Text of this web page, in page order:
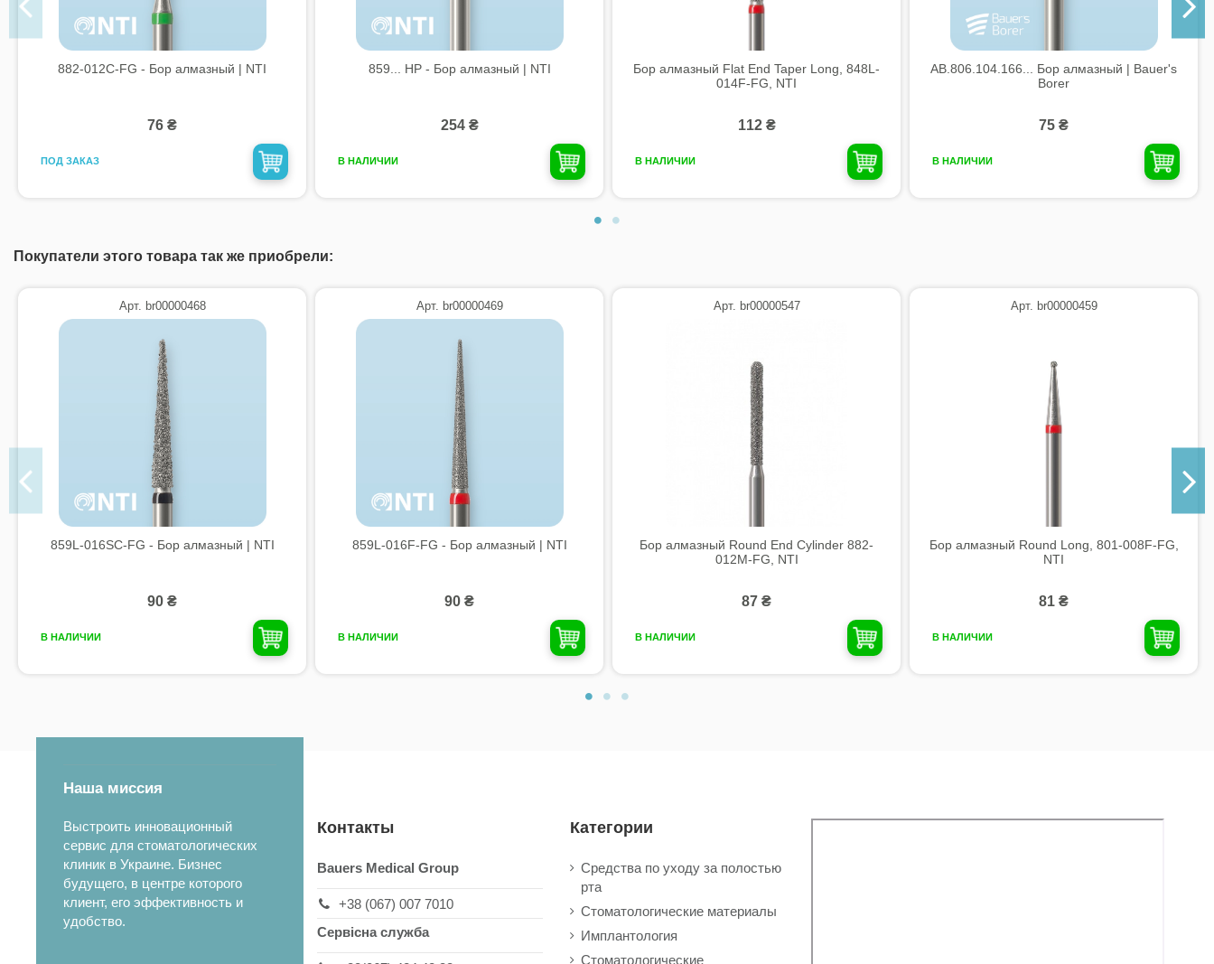
882-012C-FG - Бор алмазный | NTI
76 ₴
ПОД ЗАКАЗ
859... HP - Бор алмазный | NTI
254 ₴
В НАЛИЧИИ
Бор алмазный Flat End Taper Long, 848L-
014F-FG, NTI
112 ₴
В НАЛИЧИИ
AB.806.104.166... Бор алмазный | Bauer's
Borer
75 ₴
В НАЛИЧИИ
Покупатели этого товара так же приобрели:
Арт. br00000468
859L-016SC-FG - Бор алмазный | NTI
90 ₴
В НАЛИЧИИ
Арт. br00000469
859L-016F-FG - Бор алмазный | NTI
90 ₴
В НАЛИЧИИ
Арт. br00000547
Бор алмазный Round End Cylinder 882-
012M-FG, NTI
87 ₴
В НАЛИЧИИ
Арт. br00000459
Бор алмазный Round Long, 801-008F-FG,
NTI
81 ₴
В НАЛИЧИИ
Наша миссия
Выстроить инновационный
сервис для стоматологических
клиник в Украине. Бизнес
будущего, в центре которого
клиент, его эффективность и
удобство.
Контакты
Bauers Medical Group
+38 (067) 007 7010
Сервісна служба
Категории
Средства по уходу за полостью
рта
Стоматологические материалы
Имплантология
Стоматологические